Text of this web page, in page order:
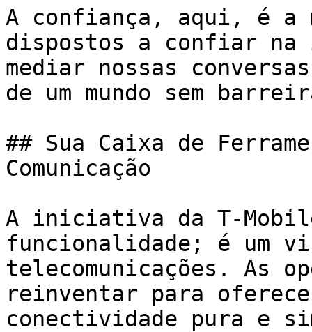
A confiança, aqui, é a
dispostos a confiar
mediar nossas
de um mundo sem
## Sua Caixa de
Comunicação
A iniciativa da T-
funcionalidade; é um
telecomunicações. As
reinventar para
conectividade pura e